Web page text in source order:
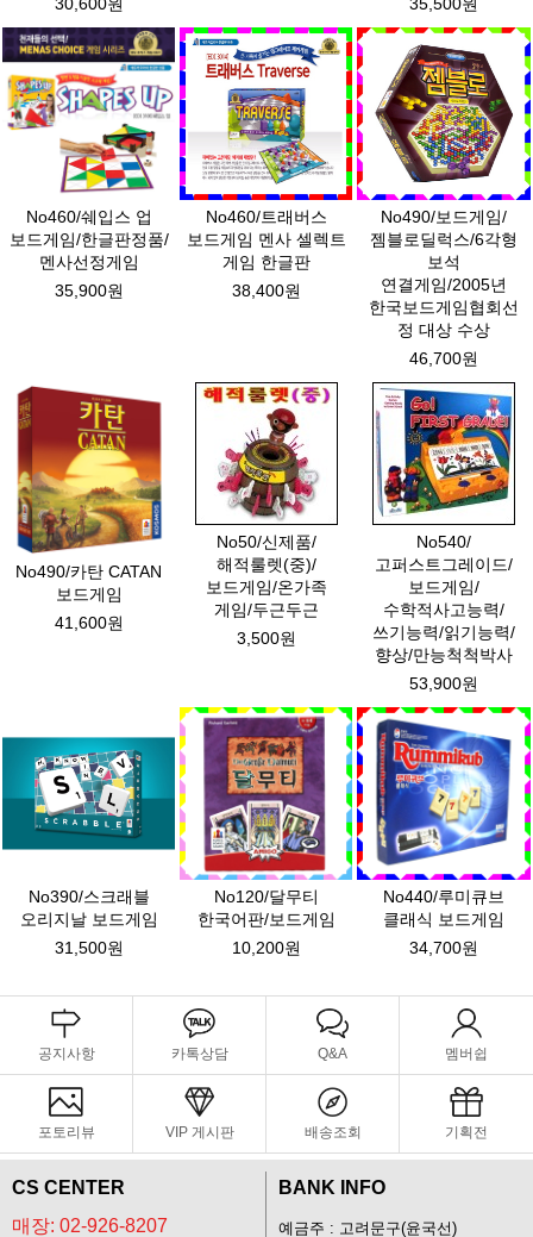
No460/쉐입스 업
보드게임/한글판정품/
멘사선정게임
35,900원
No460/트래버스
보드게임 멘사 셀렉트
게임 한글판
38,400원
No490/보드게임/
젬블로딜럭스/6각형
보석
연결게임/2005년
한국보드게임협회선
정 대상 수상
46,700원
No490/카탄 CATAN
보드게임
41,600원
No50/신제품/
해적룰렛(중)/
보드게임/온가족
게임/두근두근
3,500원
No540/
고퍼스트그레이드/
보드게임/
수학적사고능력/
쓰기능력/읽기능력/
향상/만능척척박사
53,900원
No390/스크래블
오리지날 보드게임
31,500원
No120/달무티
한국어판/보드게임
10,200원
No440/루미큐브
클래식 보드게임
34,700원
공지사항 카톡상담 Q&A 멤버쉽
포토리뷰 VIP 게시판 배송조회 기획전
CS CENTER
매장: 02-926-8207
BANK INFO
예금주 : 고려문구(윤국선)